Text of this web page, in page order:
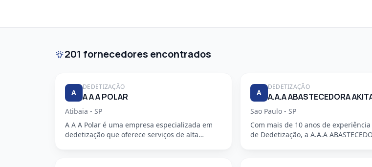
201 fornecedores encontrados
A
DEDETIZAÇÃO
A A A POLAR
Atibaia - SP
A A A Polar é uma empresa especializada em
dedetização que oferece serviços de alta
A
DEDETIZAÇÃO
Sao Paulo - SP
Com mais de 10 anos de
de Dedetização, a A.A.A